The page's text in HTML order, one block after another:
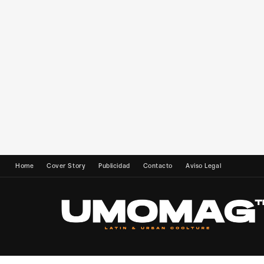
Home Cover Story Publicidad Contacto Aviso Legal